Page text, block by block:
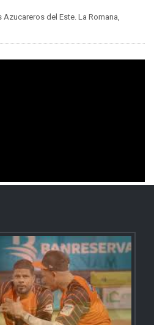
del Este. La Romana,